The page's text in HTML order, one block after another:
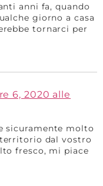
anni fa, quando
giorno a casa
tornarci per
6, 2020 alle
sicuramente molto
dal vostro
fresco, mi piace